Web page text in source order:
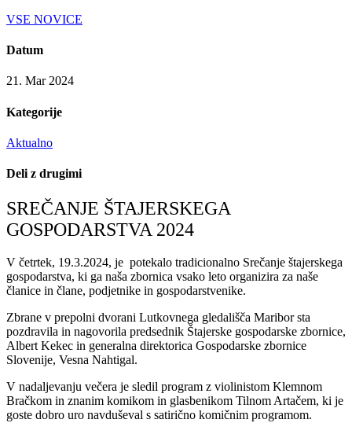
VSE NOVICE
Datum
21. Mar 2024
Kategorije
Aktualno
Deli z drugimi
SREČANJE ŠTAJERSKEGA
GOSPODARSTVA 2024
V četrtek, 19.3.2024, je potekalo tradicionalno Srečanje štajerskega
gospodarstva, ki ga naša zbornica vsako leto organizira za naše
članice in člane, podjetnike in gospodarstvenike.
Zbrane v prepolni dvorani Lutkovnega gledališča Maribor sta
pozdravila in nagovorila predsednik Štajerske gospodarske zbornice,
Albert Kekec in generalna direktorica Gospodarske zbornice
Slovenije, Vesna Nahtigal.
V nadaljevanju večera je sledil program z violinistom Klemnom
Bračkom in znanim komikom in glasbenikom Tilnom Artačem, ki je
goste dobro uro navduševal s satirično komičnim programom.